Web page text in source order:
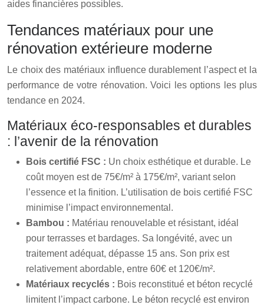
aides financières possibles.
Tendances matériaux pour une
rénovation extérieure moderne
Le choix des matériaux influence durablement l’aspect et la
performance de votre rénovation. Voici les options les plus
tendance en 2024.
Matériaux éco-responsables et durables
: l’avenir de la rénovation
Bois certifié FSC : Un choix esthétique et durable. Le
coût moyen est de 75€/m² à 175€/m², variant selon
l’essence et la finition. L’utilisation de bois certifié FSC
minimise l’impact environnemental.
Bambou : Matériau renouvelable et résistant, idéal
pour terrasses et bardages. Sa longévité, avec un
traitement adéquat, dépasse 15 ans. Son prix est
relativement abordable, entre 60€ et 120€/m².
Matériaux recyclés : Bois reconstitué et béton recyclé
limitent l’impact carbone. Le béton recyclé est environ